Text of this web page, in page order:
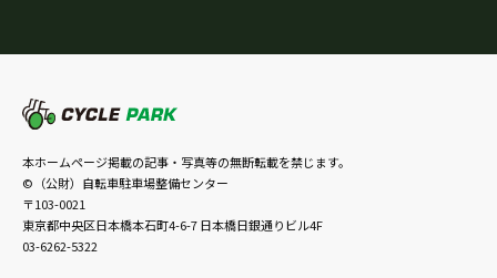
本ホームページ掲載の記事・写真等の無断転載を禁じます。
©（公財）自転車駐車場整備センター
〒103-0021
東京都中央区日本橋本石町4-6-7 日本橋日銀通りビル4F
03-6262-5322